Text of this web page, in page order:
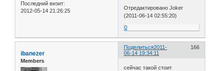
Последний визит:
2012-05-14 21:26:25
Отредактировано Joker
(2011-06-14 02:55:20)
0
Поделиться 166
2011-
06-14 19:34:11
ibanezer
Members
сейчас такой стоит